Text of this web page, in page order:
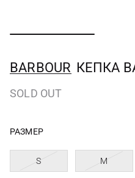
BARBOUR КЕПКА
SOLD OUT
РАЗМЕР
S M